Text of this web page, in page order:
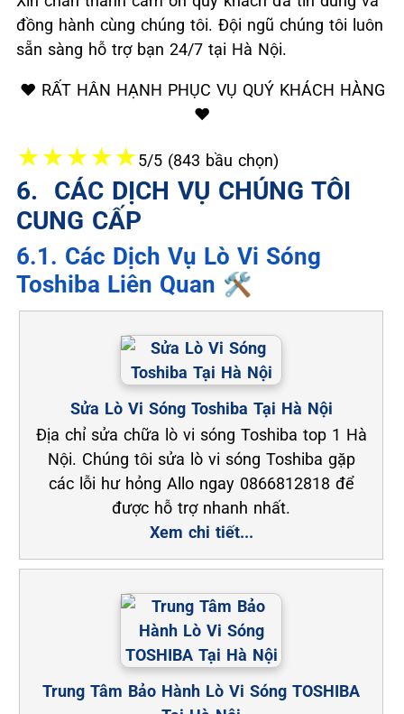
đồng hành cùng chúng tôi. Đội ngũ chúng tôi luôn
sẵn sàng hỗ trợ bạn 24/7 tại Hà Nội.
❤️ RẤT HÂN HẠNH PHỤC VỤ QUÝ KHÁCH HÀNG
❤️
★★★★★5/5 (843 bầu chọn)
6. ️ CÁC DỊCH VỤ CHÚNG TÔI
CUNG CẤP
6.1. Các Dịch Vụ Lò Vi Sóng
Toshiba Liên Quan 🛠️
Sửa Lò Vi Sóng Toshiba Tại Hà Nội
Địa chỉ sửa chữa lò vi sóng Toshiba top 1 Hà
Nội. Chúng tôi sửa lò vi sóng Toshiba gặp
các lỗi hư hỏng Allo ngay 0866812818 để
được hỗ trợ nhanh nhất.
Xem chi tiết...
Trung Tâm Bảo Hành Lò Vi Sóng TOSHIBA